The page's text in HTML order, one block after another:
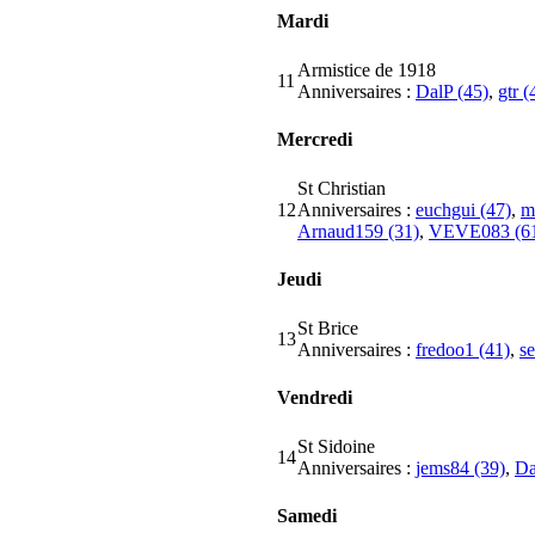
Mardi
11
Armistice de 1918
Anniversaires : DalP (45), gtr
Mercredi
12
St Christian
Anniversaires : euchgui (47),
Arnaud159 (31), VEVE083
Jeudi
13
St Brice
Anniversaires : fredoo1 (41),
Vendredi
14
St Sidoine
Anniversaires : jems84 (39),
Samedi